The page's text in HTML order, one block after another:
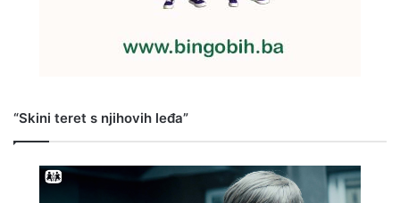
“Skini teret s njihovih leđa”